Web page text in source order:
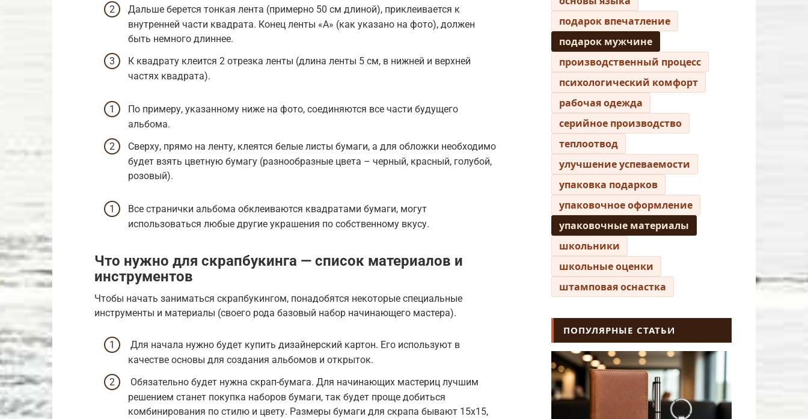
Дальше берется тонкая лента (примерно 50 см длиной), приклеивается к
внутренней части квадрата. Конец ленты «А» (как указано на фото), должен
быть немного длиннее.
К квадрату клеится 2 отрезка ленты (длина ленты 5 см, в нижней и верхней
частях квадрата).
По примеру, указанному ниже на фото, соединяются все части будущего
альбома.
Сверху, прямо на ленту, клеятся белые листы бумаги, а для обложки необходимо
будет взять цветную бумагу (разнообразные цвета – черный, красный, голубой,
розовый).
Все странички альбома обклеиваются квадратами бумаги, могут
использоваться любые другие украшения по собственному вкусу.
Что нужно для скрапбукинга — список материалов и
инструментов
Чтобы начать заниматься скрапбукингом, понадобятся некоторые специальные
инструменты и материалы (своего рода базовый набор начинающего мастера).
Для начала нужно будет купить дизайнерский картон. Его используют в
качестве основы для создания альбомов и открыток.
Обязательно будет нужна скрап-бумага. Для начинающих мастериц лучшим
решением станет покупка наборов бумаги, так будет проще добиться
комбинирования по стилю и цвету. Размеры бумаги для скрапа бывают 15х15,
подарок впечатление
подарок мужчине
производственный процесс
психологический комфорт
рабочая одежда
серийное производство
теплоотвод
улучшение успеваемости
упаковка подарков
упаковочное оформление
упаковочные материалы
школьники
школьные оценки
штамповая оснастка
ПОПУЛЯРНЫЕ СТАТЬИ